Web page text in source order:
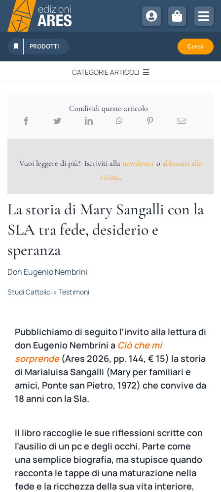
Salta
contenuto
Chi Siamo
Sostienici
Abbonamenti
Newsletter
Libri Ares
PRODOTTI Cerca
CATEGORIE ARTICOLI
QUADERNI MONOGRAFICI
RECENSIONI
STUDI
Condividi questo articolo
Vuoi leggere di più? Iscriviti alla newslettero abbonati alla
rivista.
La storia di Mary Sangalli con la
SLA tra fede, desiderio e
speranza
Don Eugenio Nembrini
Studi Cattolici» Testimoni
Pubblichiamo di seguito l’invito alla lettura di
don Eugenio Nembrini a Ciò che mi
sorprende (Ares 2026, pp. 144, € 15) la storia
di Marialuisa Sangalli (Mary per familiari e
amici, Ponte san Pietro, 1972) che convive da
18 anni con la Sla.
Il libro raccoglie le sue riflessioni scritte con
l’ausilio di un pc e degli occhi. Parte come
una semplice biografia, ma stupisce quan­do
racconta le tappe di una maturazione nella
fede e la ricchezza della sua vita interiore,